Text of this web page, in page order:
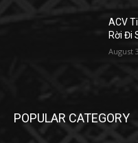
ACV
Rời Đi
August
POPULAR CATEGORY